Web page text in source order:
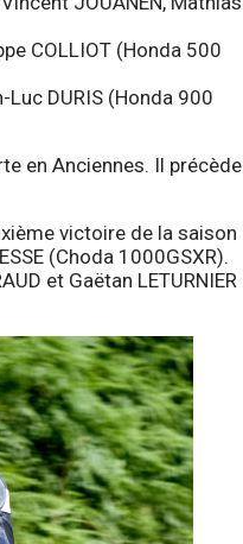
COLLIOT (Honda 500
Luc DURIS (Honda 900
en Anciennes. Il précède
victoire de la saison
(Choda 1000GSXR).
et Gaëtan LETURNIER